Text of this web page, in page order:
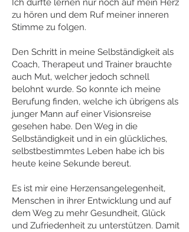
Ich durfte lernen nur noch auf mein Herz
zu hören und dem Ruf meiner inneren
Stimme zu folgen.
Den Schritt in meine Selbständigkeit als
Coach, Therapeut und Trainer brauchte
auch Mut, welcher jedoch schnell
belohnt wurde. So konnte ich meine
Berufung finden, welche ich übrigens als
junger Mann auf einer Visionsreise
gesehen habe. Den Weg in die
Selbständigkeit und in ein glückliches,
selbstbestimmtes Leben habe ich bis
heute keine Sekunde bereut.
Es ist mir eine Herzensangelegenheit,
Menschen in ihrer Entwicklung und auf
dem Weg zu mehr Gesundheit, Glück
und Zufriedenheit zu unterstützen. Damit